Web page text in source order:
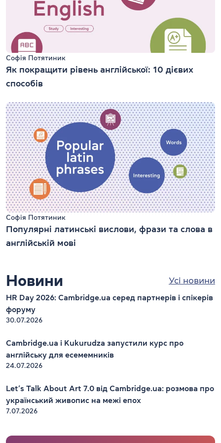
Софія Потятиник
Як покращити рівень англійської: 10 дієвих
способів
Софія Потятиник
Популярні латинські вислови, фрази та слова в
англійській мові
Новини Усі новини
HR Day 2026: Cambridge.ua серед партнерів і спікерів
форуму
30.07.2026
Cambridge.ua і Kukurudza запустили курс про
англійську для есемемників
24.07.2026
Let’s Talk About Art 7.0 від Cambridge.ua: розмова про
український живопис на межі епох
7.07.2026